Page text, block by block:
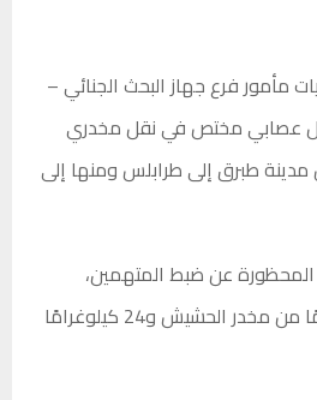
مأمور فرع جهاز البحث الجنائي –
عصابي مختص في نقل مخدري
طبرقإلىطرابلسومنها إلى
المحظورة عن ضبط المتهمين،
و
24 كيلوغرامًا